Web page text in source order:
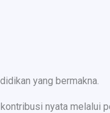
yang bermakna.
nyata melalui